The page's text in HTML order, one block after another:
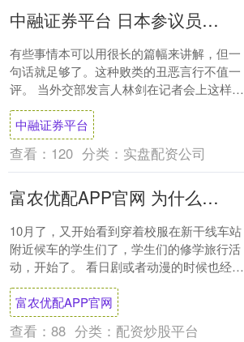
中融证券平台 日本参议员石平叫嚣窜访台湾，孙玉良：这副汉奸嘴脸越来越丑恶了
有些事情本可以用很长的篇幅来讲解，但一
句话就足够了。这种败类的丑恶言行不值一
评。 当外交部发言人林剑在记者会上这样说
时，实际上，讨论的必要性已经不存在了。
这句话....
中融证券平台
查看： 120 分类： 实盘配资公司
富农优配APP官网 为什么日本的修学旅行目的地，开始避开京都？
10月了，又开始看到穿着校服在新干线车站
附近候车的学生们了，学生们的修学旅行活
动，开始了。 看日剧或者动漫的时候也经常
会看到日本学生们的修学旅行，修学旅行
（しゅ....
富农优配APP官网
查看： 88 分类： 配资炒股平台